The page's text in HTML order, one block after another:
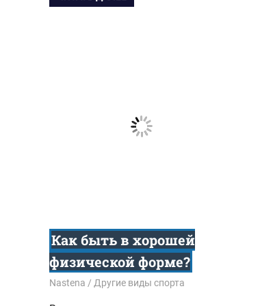
Как быть в хорошей
физической форме?
02.10.2015
Nastena Другие виды спорта